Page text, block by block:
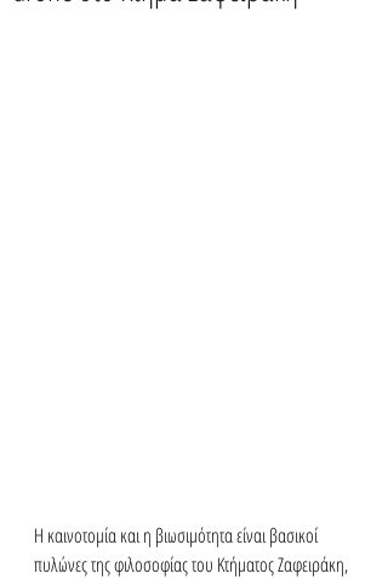
Η καινοτομία και η βιωσιμότητα είναι βασικοί
πυλώνες της φιλοσοφίας του Κτήματος Ζαφειράκη,